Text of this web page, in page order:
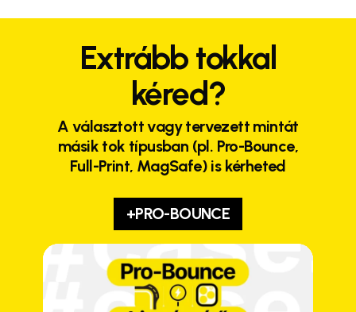
Extrább tokkal
kéred?
A választott vagy tervezett mintát
másik tok típusban (pl. Pro-Bounce,
Full-Print, MagSafe) is kérheted
+PRO-BOUNCE